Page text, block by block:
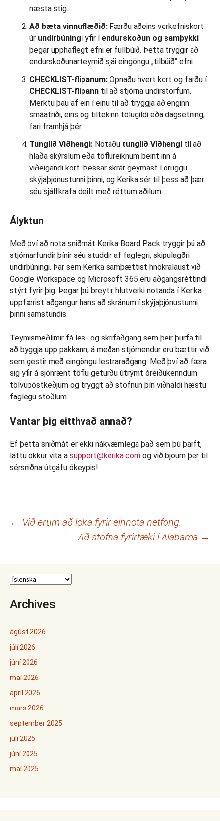
næsta stig.
Að bæta vinnuflæðið: Færðu aðeins verkefniskort
úr undirbúningi yfir íendurskoðun og samþykki
þegar upphaflegt efni er fullbúið. Þetta tryggir að
endurskoðunarteymið sjái eingöngu „tilbúið“ efni.
CHECKLIST-flipanum: Opnaðu hvert kort og farðu í
CHECKLIST-flipann til að stjórna undirstörfum.
Merktu þau af ein í einu til að tryggja að enginn
smáatriði, eins og tiltekinn tölugildi eða dagsetning,
fari framhjá þér.
Tunglið Viðhengi: Notaðu tunglið Viðhengi til að
hlaða skýrslum eða töflureiknum beint inn á
viðeigandi kort. Þessar skrár geymast í öruggu
skýjaþjónustunni þinni, og Kerika sér til þess að þær
séu sjálfkrafa deilt með réttum aðilum.
Ályktun
Með því að nota sniðmát Kerika Board Pack tryggir þú að
stjórnarfundir þínir séu studdir af faglegri, skipulagðri
undirbúningi. Þar sem Kerika samþættist hnökralaust við
Google Workspace og Microsoft 365 eru aðgangsréttindi
stýrt fyrir þig. Þegar þú breytir hlutverki notanda í Kerika
uppfærist aðgangur hans að skránum í skýjaþjónustunni
þinni samstundis.
Teymismeðlimir fá les- og skrifaðgang sem þeir þurfa til
að byggja upp pakkann, á meðan stjórnendur eru bættir við
sem gestir með eingöngu lestraraðgang. Með því að færa
sig yfir á sjónrænt töflu geturðu útrýmt óreiðukenndum
tölvupóstkeðjum og tryggt að stofnun þín viðhaldi hæstu
faglegu stöðlum.
Vantar þig eitthvað annað?
Ef þetta sniðmát er ekki nákvæmlega það sem þú þarft,
láttu okkur vita á support@kerika.com og við bjóum þér til
sérsniðna útgáfu ókeypis!
Leiðarkerfi
← Við erum að loka fyrir einnota netföng.
Að stofna fyrirtæki í Alabama →
Archives
ágúst 2026
júlí 2026
júní 2026
maí 2026
apríl 2026
mars 2026
september 2025
júlí 2025
júní 2025
maí 2025